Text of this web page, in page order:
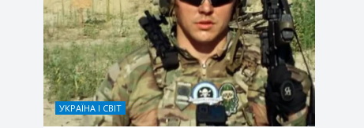
УКРАЇНА І СВІТ